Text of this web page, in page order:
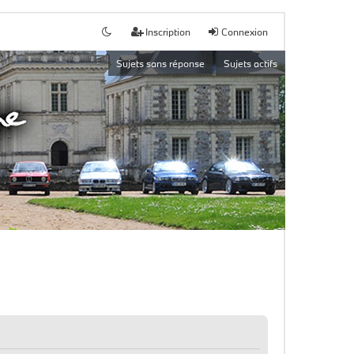
Connexion
Inscription
Sujets sans réponse Sujets actifs